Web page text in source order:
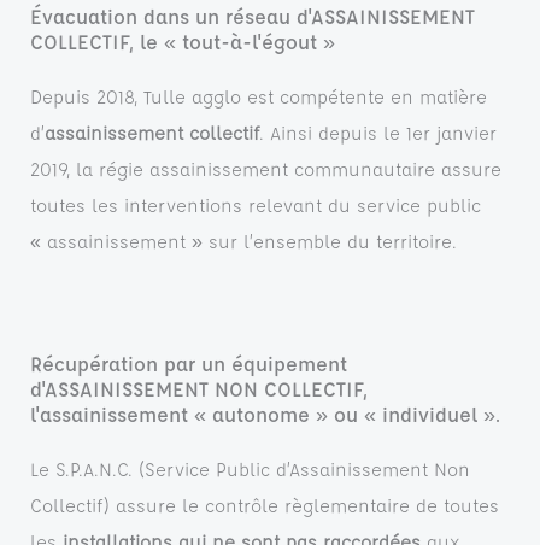
Évacuation dans un réseau d'ASSAINISSEMENT
COLLECTIF, le « tout-à-l'égout »
Depuis 2018, Tulle agglo est compétente en matière
d’assainissement collectif. Ainsi depuis le 1er janvier
2019, la régie assainissement communautaire assure
toutes les interventions relevant du service public
« assainissement » sur l’ensemble du territoire.
Récupération par un équipement
d'ASSAINISSEMENT NON COLLECTIF,
l'assainissement « autonome » ou « individuel ».
Le S.P.A.N.C. (Service Public d’Assainissement Non
Collectif) assure le contrôle règlementaire de toutes